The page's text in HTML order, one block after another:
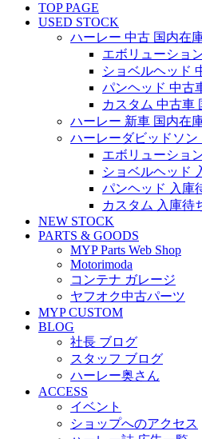
TOP PAGE
USED STOCK
ハーレー 中古 国内在
エボリューショ
ショベルヘッド
パンヘッド 中古
カスタム 中古車
ハーレー 新車 国内在
ハーレーダビッドソン
エボリューショ
ショベルヘッド
パンヘッド 入庫
カスタム 入庫待
NEW STOCK
PARTS & GOODS
MYP Parts Web Shop
Motorimoda
コンテナ ガレージ
ヤフオク中古パーツ
MYP CUSTOM
BLOG
社長 ブログ
スタッフ ブログ
ハーレー奥さん
ACCESS
イベント
ショップへのアクセス